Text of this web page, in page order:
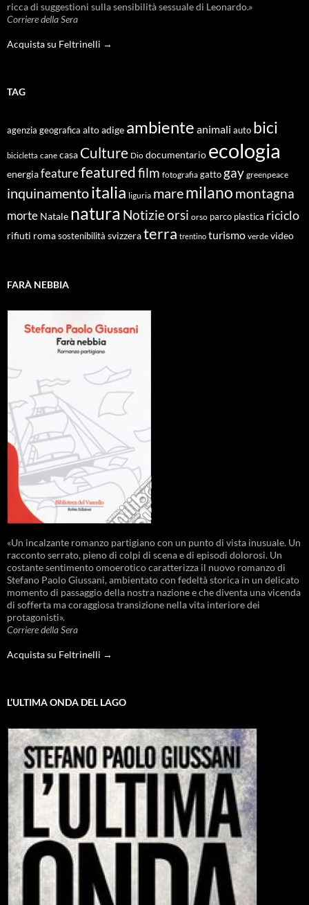
ricca di suggestioni sulla sensibilità sessuale di Leonardo.»
Corriere della Sera
Acquista su Feltrinelli →
TAG
agenzia geografica alto adige ambiente animali auto bici
bicicletta cane casa Culture Dio documentario ecologia
energiafeaturefeaturedfilm fotografia gatto gay greenpeace
inquinamentoitalia liguria maremilano montagna
morte Natale natura Notizieorsi orso parco plastica riciclo
rifiuti roma sostenibilità svizzeraterra trentino turismo verde video
FARÀ NEBBIA
«Un incalzante romanzo partigiano con un punto di vista inusuale. Un
racconto serrato, pieno di colpi di scena e di episodi dolorosi. Un
costante sentimento omoerotico caratterizza il nuovo romanzo di
Stefano Paolo Giussani, ambientato con fedeltà storica in un delicato
momento di passaggio della nostra nazione e che diventa una vicenda
di sofferta ma coraggiosa transizione nella vita interiore dei
protagonisti».
Corriere della Sera
Acquista su Feltrinelli →
L’ULTIMA ONDA DEL LAGO